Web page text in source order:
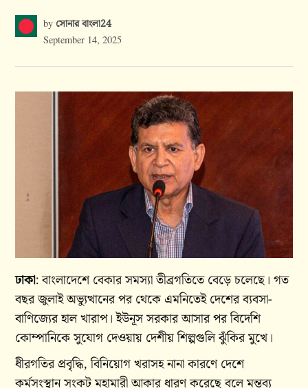
by সোনার বাংলা24
September 14, 2025
ঢাকা: বাংলাদেশে বেকার সমস্যা তীব্রগতিতে বেড়ে চলেছে। গত
বছর জুলাই অভ্যুত্থানের পর থেকে এমনিতেই দেশের ব্যবসা-
বাণিজ্যের হাল খারাপ। ইউনূস সরকার আসার পর বিদেশি
কোম্পানিকে সুযোগ দেওয়ায় দেশীয় শিল্পগুলি ঝুঁকির মুখে।
ধীরগতির প্রবৃদ্ধি, বিনিয়োগ খরাসহ নানা কারণে দেশে
কর্মসংস্থান সংকট মহামারী আকার ধারণ করেছে বলে মন্তব্য